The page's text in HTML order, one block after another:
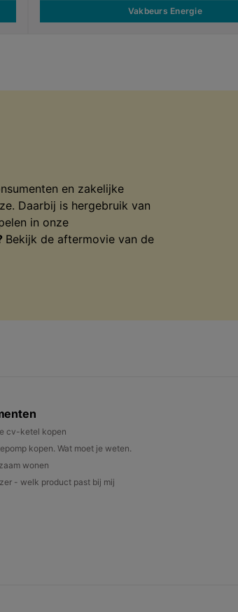
Vakbeurs Energie
en zakelijke
Daarbij is hergebruik van
in onze
Bekijk de aftermovie van de
cv-ketel kopen
kopen. Wat moet je weten.
wonen
- welk product past bij mij